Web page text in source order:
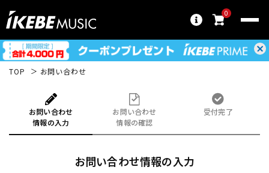
0
TOP お問い合わせ
お問い合わせ
情報の入力
お問い合わせ
情報の確認
受付完了
お問い合わせ情報の入力